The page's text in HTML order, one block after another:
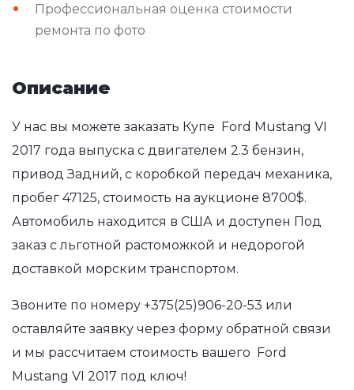
Профессиональная оценка стоимости
ремонта по фото
Описание
У нас вы можете заказать Купе Ford Mustang VI
2017 года выпуска с двигателем 2.3 бензин,
привод Задний, с коробкой передач механика,
пробег 47125, стоимость на аукционе 8700$.
Автомобиль находится в США и доступен Под
заказ с льготной растоможкой и недорогой
доставкой морским транспортом.
Звоните по номеру +375(25)906-20-53 или
оставляйте заявку через форму обратной связи
и мы рассчитаем стоимость вашего Ford
Mustang VI 2017 под ключ!